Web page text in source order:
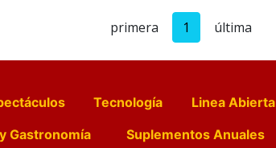
primera 1 última
Tecnología Linea Abierta
Gastronomía Suplementos Anuales